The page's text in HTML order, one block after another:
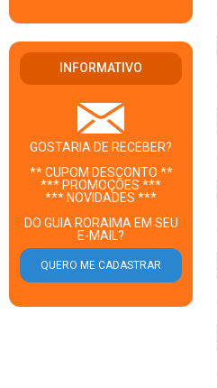
INFORMATIVO
GOSTARIA DE RECEBER?
** CUPOM DESCONTO **
*** PROMOÇÕES ***
*** NOVIDADES ***
DO GUIA RORAIMA EM SEU
E-MAIL?